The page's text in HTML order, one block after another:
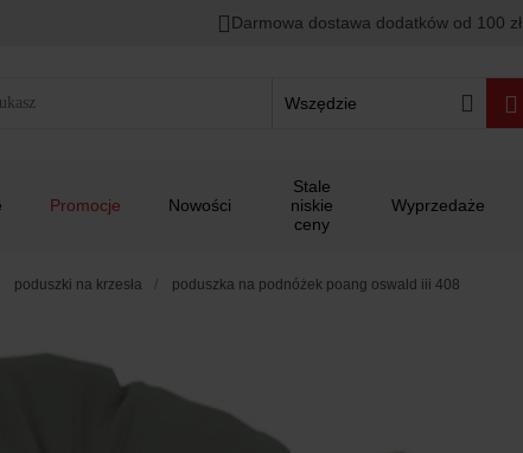
Darmowa dostawa dodatków od 100 zł
Wszędzie
Promocje Nowości
Stale
niskie
ceny
Wyprzedaże
poduszki na krzesła poduszka na podnóżek poang oswald iii 408